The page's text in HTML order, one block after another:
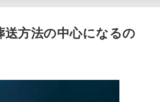
送方法の中心になるの